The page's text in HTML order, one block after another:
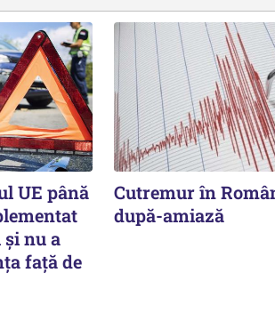
UE până
şi nu a
faţă de
Cutremur în
după-amiază